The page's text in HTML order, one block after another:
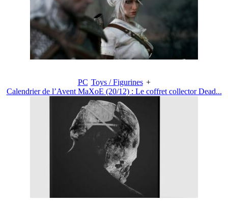
PC Toys / Figurines +
Calendrier de l’Avent MaXoE (20/12) : Le coffret collector Dead...